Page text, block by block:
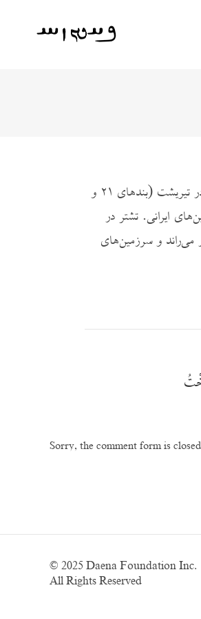
در پهلوی «اَپُش»، گویا به معنی پوشاننده و از میان برنده‌ی آب، نام دیو خشکسالی و بی‌بارانی و دشمن و هَمِستارِ ایزد «تِشتَر» (تیر) است که در تیریشت (بندهای ۲۱ و
ایرانی. تشتر در
و سرزمین‌های
Sorry, the comment form is
© 2025 Daena Foundation Inc.
All Rights Reserved